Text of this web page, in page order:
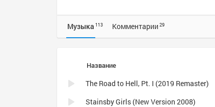
Музыка 113 Комментарии 29
Название
The Road to Hell, Pt. I (2019 Remaster)
Stainsby Girls (New Version 2008)